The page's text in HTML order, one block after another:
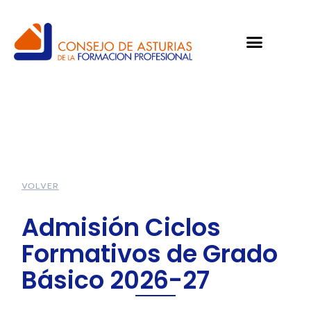
VOLVER
Admisión Ciclos
Formativos de Grado
Básico 2026-27